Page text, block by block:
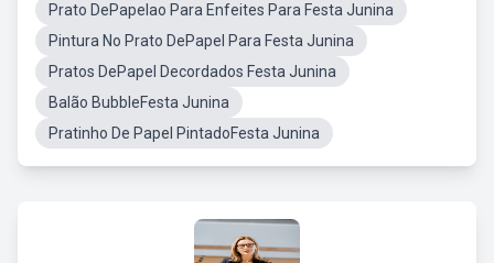
Prato DePapelao Para Enfeites Para Festa Junina
Pintura No Prato DePapel Para Festa Junina
Pratos DePapel Decordados Festa Junina
Balão BubbleFesta Junina
Pratinho De Papel PintadoFesta Junina